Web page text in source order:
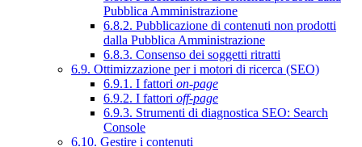
Pubblica Amministrazione
6.8.2. Pubblicazione di contenuti non prodotti
dalla Pubblica Amministrazione
6.8.3. Consenso dei soggetti ritratti
6.9. Ottimizzazione per i motori di ricerca (SEO)
6.9.1. I fattori on-page
6.9.2. I fattori off-page
6.9.3. Strumenti di diagnostica SEO: Search
Console
6.10. Gestire i contenuti